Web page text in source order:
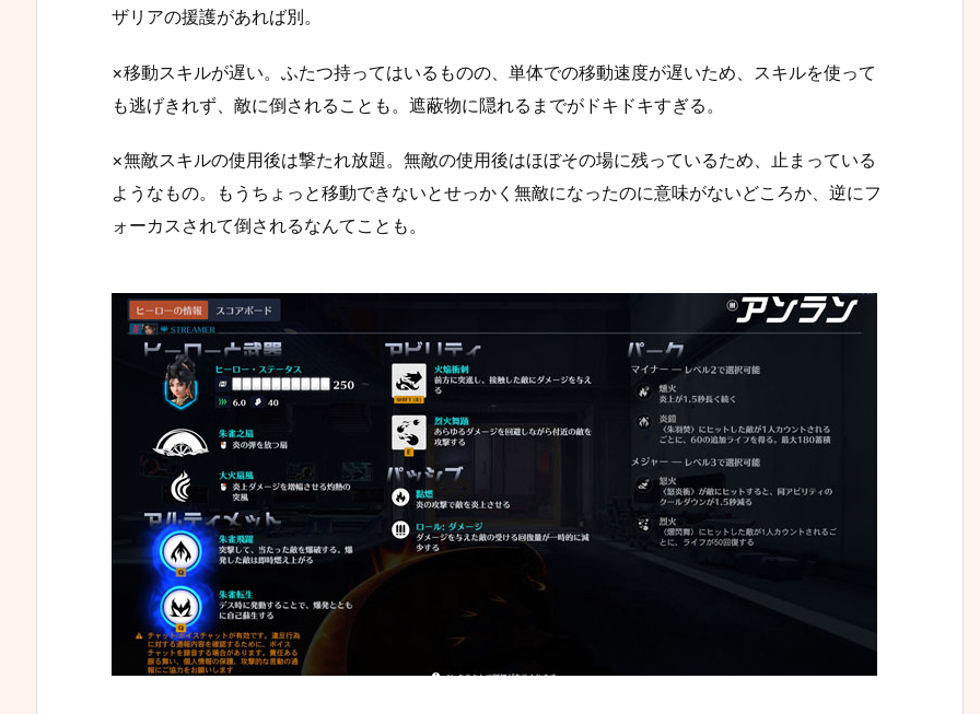
ザリアの援護があれば別。
×移動スキルが遅い。ふたつ持ってはいるものの、単体での移動速度が遅いため、スキルを使って
も逃げきれず、敵に倒されることも。遮蔽物に隠れるまでがドキドキすぎる。
×無敵スキルの使用後は撃たれ放題。無敵の使用後はほぼその場に残っているため、止まっている
ようなもの。もうちょっと移動できないとせっかく無敵になったのに意味がないどころか、逆にフ
ォーカスされて倒されるなんてことも。